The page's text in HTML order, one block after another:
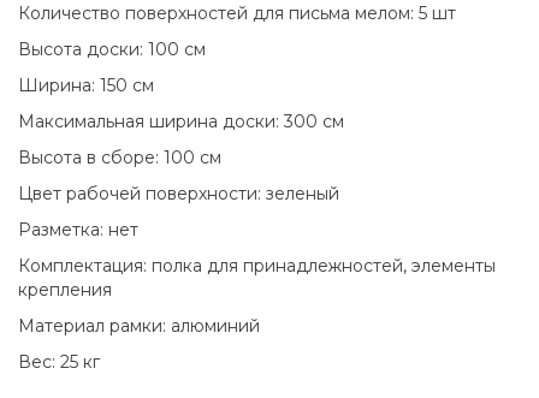
Количество поверхностей для письма мелом: 5 шт
Высота доски: 100 см
Ширина: 150 см
Максимальная ширина доски: 300 см
Высота в сборе: 100 см
Цвет рабочей поверхности: зеленый
Разметка: нет
Комплектация: полка для принадлежностей, элементы
крепления
Материал рамки: алюминий
Вес: 25 кг